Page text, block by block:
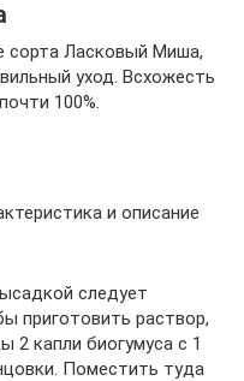
сорта Ласковый Миша,
уход. Всхожесть
100%.
и описание
следует
приготовить раствор,
2 капли биогумуса с 1
Поместить туда